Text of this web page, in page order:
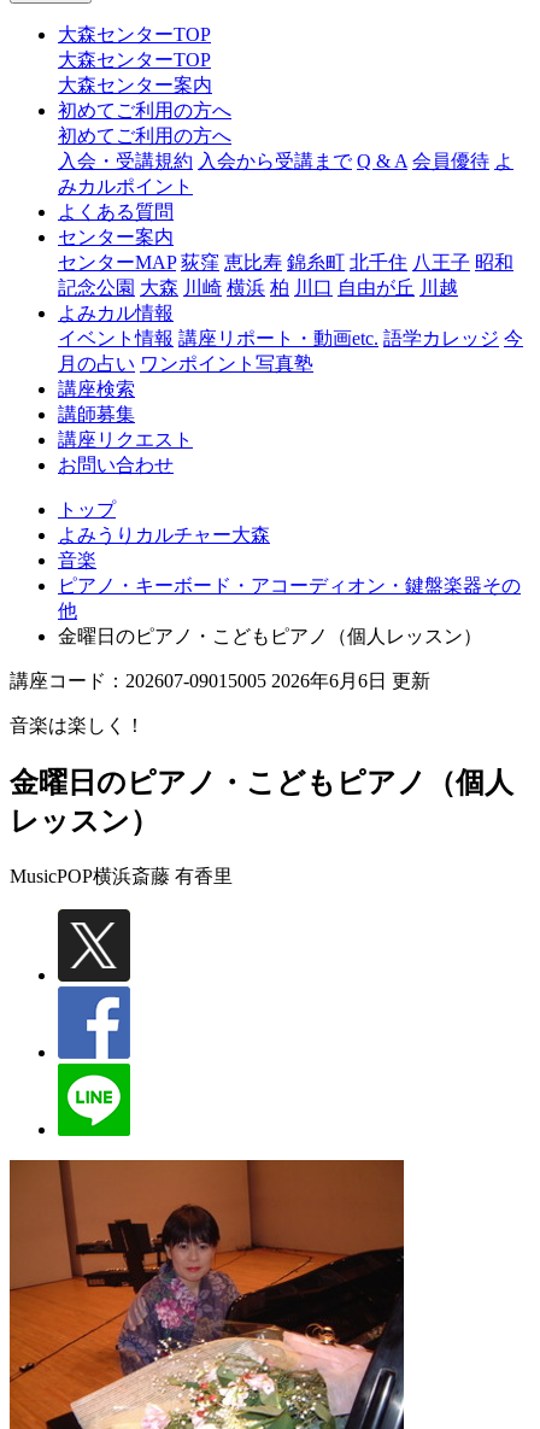
ャ
森
大森センターTOP
大森センターTOP
大森センター案内
初めてご利用の方へ
初めてご利用の方へ
入会・受講規約 入会から受講まで Q & A 会員優待 よ
みカルポイント
よくある質問
センター案内
センターMAP 荻窪 恵比寿 錦糸町 北千住 八王子 昭和
記念公園 大森 川崎 横浜 柏 川口 自由が丘 川越
よみカル情報
イベント情報 講座リポート・動画etc. 語学カレッジ 今
月の占い ワンポイント写真塾
講座検索
講師募集
講座リクエスト
お問い合わせ
トップ
よみうりカルチャー大森
音楽
ピアノ・キーボード・アコーディオン・鍵盤楽器その
他
金曜日のピアノ・こどもピアノ（個人レッスン）
講座コード：202607-09015005 2026年6月6日 更新
音楽は楽しく！
金曜日のピアノ・こどもピアノ（個人
レッスン）
MusicPOP横浜斎藤 有香里